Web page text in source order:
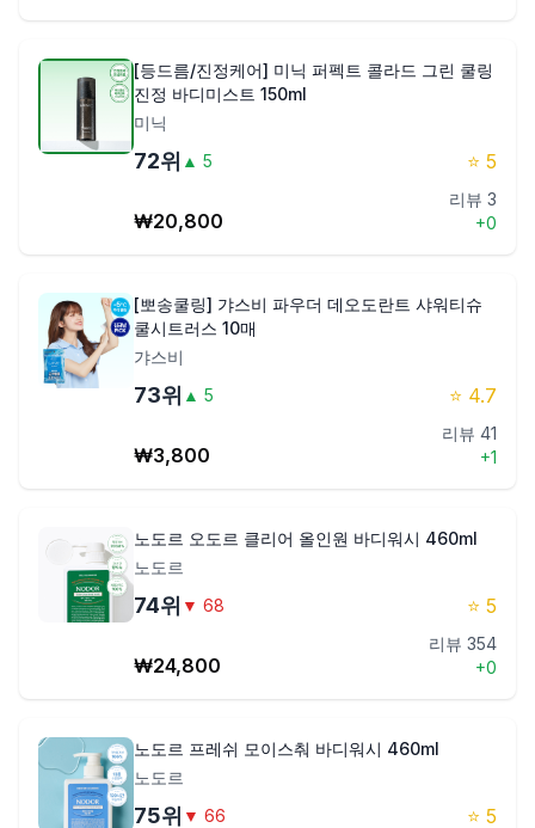
[등드름/진정케어] 미닉 퍼펙트 콜라드 그린 쿨링
진정 바디미스트 150ml
미닉
72위 ▲ 5 ⭐ 5
₩20,800
리뷰 3
+0
[뽀송쿨링] 갸스비 파우더 데오도란트 샤워티슈
쿨시트러스 10매
갸스비
73위 ▲ 5 ⭐ 4.7
₩3,800
리뷰 41
+1
노도르 오도르 클리어 올인원 바디워시 460ml
노도르
74위 ▼ 68 ⭐ 5
₩24,800
리뷰 354
+0
노도르 프레쉬 모이스춰 바디워시 460ml
노도르
75위 ▼ 66 ⭐ 5